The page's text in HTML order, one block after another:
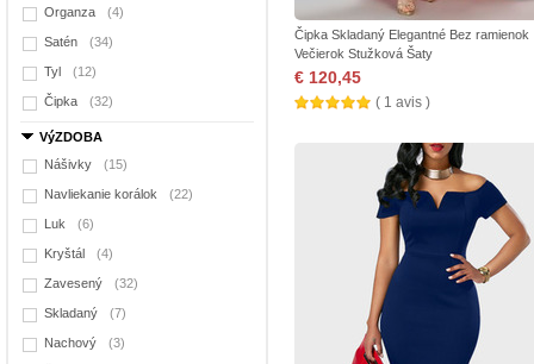
Organza (4)
Satén (34)
Tyl (12)
Čipka (32)
VýZDOBA
Nášivky
(15)
Navliekanie korálok (22)
Luk (6)
Kryštál (4)
Zavesený (32)
Skladaný (7)
Nachový (3)
Čipka Skladaný Elegantné Bez ramienok
Večierok Stužková Šaty
€ 120,45
( 1 avis )